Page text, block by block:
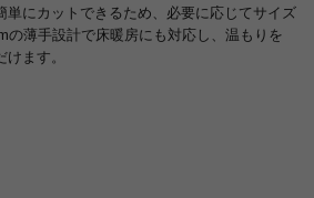
単にカットできるため、必要に応じてサイズ
の薄手設計で床暖房にも対応し、温もりを
ます。